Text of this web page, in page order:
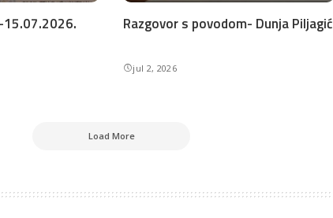
15.07.2026. Razgovor s povodom- Dunja Piljagić
jul 2, 2026
Load More